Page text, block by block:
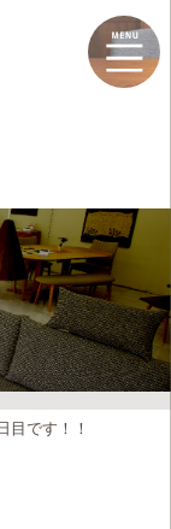
目です！！